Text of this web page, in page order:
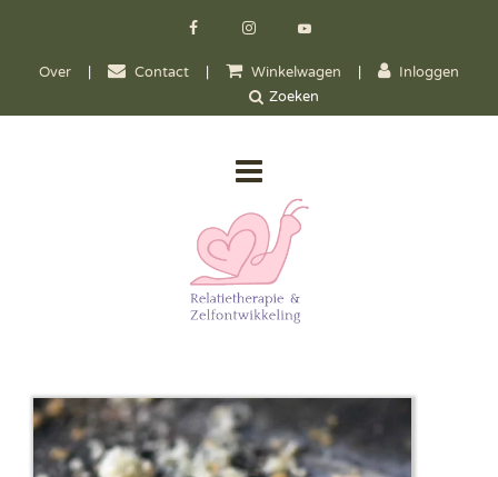
Over | Contact | Winkelwagen | Inloggen